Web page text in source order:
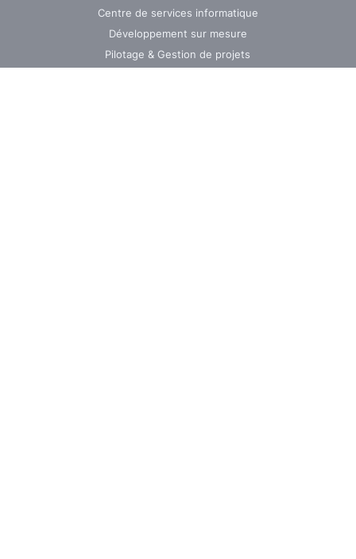
Centre de services informatique
Développement sur mesure
Pilotage & Gestion de projets